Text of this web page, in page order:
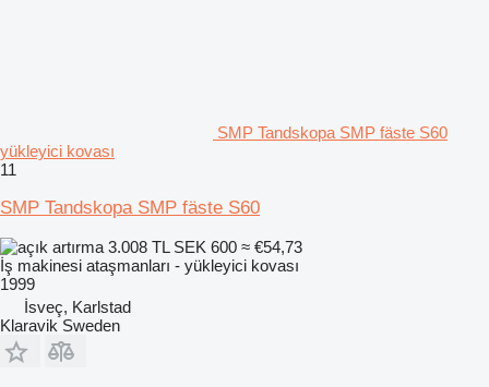
SMP Tandskopa SMP fäste S60
yükleyici kovası
11
SMP Tandskopa SMP fäste S60
3.008 TL SEK 600 ≈ €54,73
İş makinesi ataşmanları - yükleyici kovası
1999
İsveç, Karlstad
Klaravik Sweden